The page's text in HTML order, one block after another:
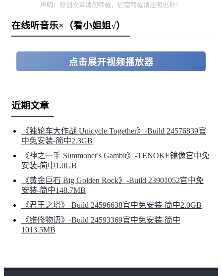
声明：原创文章请勿转载，如需转载请注明出处！
在线听音乐×（看小姐姐√）
点击展开视频播放器
近期文章
《独轮车大作战 Unicycle Together》-Build 24576839官
中免安装-简中2.3GB
《神之一手 Summoner's Gambit》-TENOKE镜像官中免
安装-简中1.0GB
《黄金巨石 Big Golden Rock》-Build 23901052官中免
安装-简中148.7MB
《君王之塔》-Build 24596638官中免安装-简中2.0GB
《维修物语》-Build 24593369官中免安装-简中
1013.5MB